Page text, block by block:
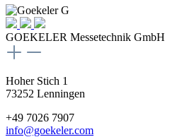
GOEKELER Messetechnik GmbH
Hoher Stich 1
73252 Lenningen
+49 7026 7907
info@goekeler.com